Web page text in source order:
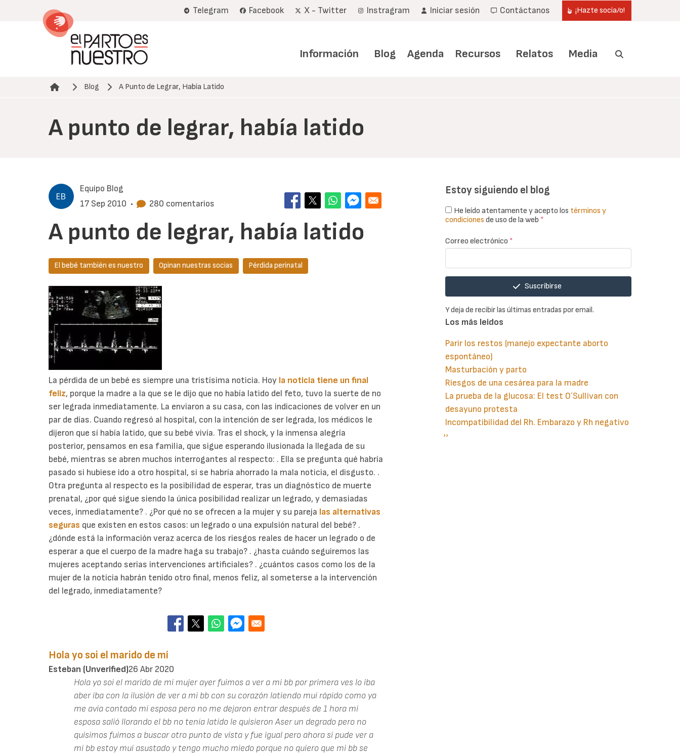
Telegram Facebook X - Twitter Instragram Iniciar sesión Contáctanos ¡Hazte socia/o!
Información Blog Agenda Recursos Relatos Media
Ruta de navegación
Blog A Punto de Legrar, Había Latido
A punto de legrar, había latido
Equipo Blog
17 Sep 2010 • 280 comentarios
A punto de legrar, había latido
El bebé también es nuestro Opinan nuestras socias Pérdida perinatal
La pérdida de un bebé es siempre una tristísima noticia. Hoy la noticia tiene un final
feliz, porque la madre a la que se le dijo que no había latido del feto, tuvo la suerte de no
ser legrada inmediatamente. La enviaron a su casa, con las indicaciones de volver en un
par de días. Cuando regresó al hospital, con la intención de ser legrada, los médicos le
dijeron que sí había latido, que su bebé vivía. Tras el shock, y la inmensa alegría
posterior, pensamos en esa familia, que sigue esperando ilusionada la llegada de su
bebé, mientras se abren muchos interrogantes al respecto: . Ella se pregunta qué habría
pasado si hubiese ido a otro hospital, si se habría ahorrado la mala noticia, el disgusto. .
Otra pregunta al respecto es la posibilidad de esperar, tras un diagnóstico de muerte
prenatal, ¿por qué sigue siendo la única posibilidad realizar un legrado, y demasiadas
veces, inmediatamente? . ¿Por qué no se ofrecen a la mujer y su pareja las alternativas
seguras que existen en estos casos: un legrado o una expulsión natural del bebé? .
¿dónde está la información veraz acerca de los riesgos reales de hacer un legrado o de
esperar a que el cuerpo de la madre haga su trabajo? . ¿hasta cuándo seguiremos las
mujeres aceptando serias intervenciones artificiales? . ¿cuántos casos como los de la
mujer de la noticia habrán tenido otro final, menos feliz, al someterse a la intervención
del legrado, inmediatamente?
Hola yo soi el marido de mí
Esteban (unverified)26 Abr 2020
Hola yo soi el marido de mí mujer ayer fuimos a ver a mí bb por primera ves lo iba
aber iba con la ilusión de ver a mí bb con su corazón latiendo muí rápido como ya
me avía contado mí esposa pero no me dejaron entrar después de 1 hora mí
esposa salió llorando el bb no tenía latido le quisieron Aser un degrado pero no
quisimos fuimos a buscar otro punto de vista y fue igual pero ahora sí pude ver a
mí bb estoy muí asustado y tengo mucho miedo porque no quiero que mi bb se
Estoy siguiendo el blog
He leído atentamente y acepto los términos y
condiciones de uso de la web *
Correo electrónico *
Suscribirse
Y deja de recibir las últimas entradas por email.
Los más leidos
Parir los restos (manejo expectante aborto
espontáneo)
Masturbación y parto
Riesgos de una cesárea para la madre
La prueba de la glucosa: El test O´Sullivan con
desayuno protesta
Incompatibilidad del Rh. Embarazo y Rh negativo
Paginación
Siguiente
››